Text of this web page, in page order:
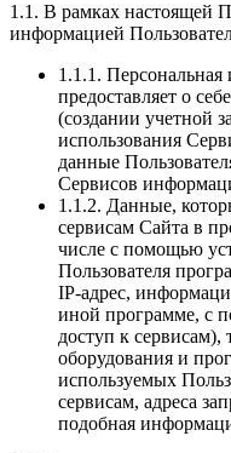
1.1. В рамках настоящей
информацией
1.1.1.
предоставляет о
(создании учетной
использования
данные
Сервисов
1.1.2. Данные,
сервисам Сайта в
числе с помощью
Пользователя
IP-адрес,
иной программе, с
доступ к сервисам),
оборудования и
используемых
сервисам, адреса
подобная